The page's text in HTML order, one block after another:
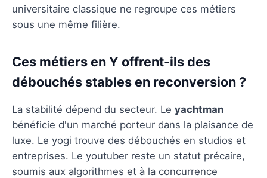
universitaire classique ne regroupe ces métiers
sous une même filière.
Ces métiers en Y offrent-ils des
débouchés stables en reconversion ?
La stabilité dépend du secteur. Le yachtman
bénéficie d'un marché porteur dans la plaisance de
luxe. Le yogi trouve des débouchés en studios et
entreprises. Le youtuber reste un statut précaire,
soumis aux algorithmes et à la concurrence